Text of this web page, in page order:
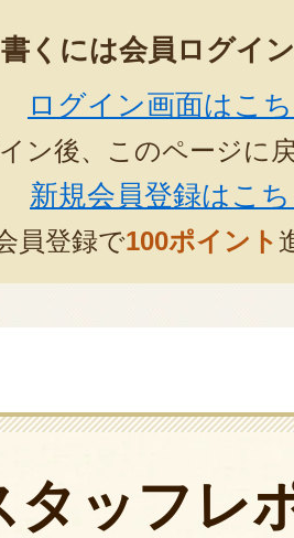
くには会員ログイ
ログイン画面はこ
イン後、このページに
新規会員登録はこ
員登録で100ポイント
タッフレ